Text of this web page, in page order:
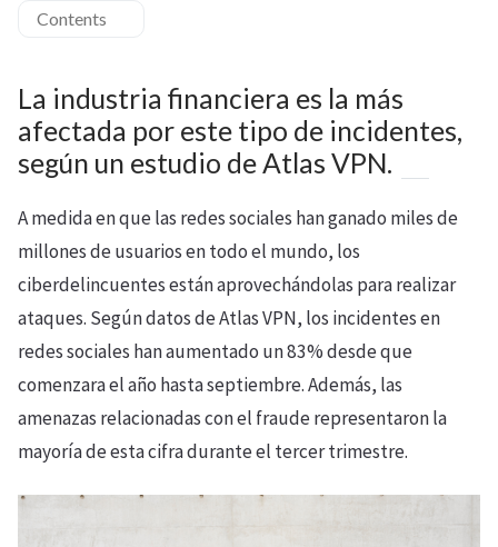
Contents
La industria financiera es la más
afectada por este tipo de incidentes,
según un estudio de Atlas VPN.
A medida en que las redes sociales han ganado miles de
millones de usuarios en todo el mundo, los
ciberdelincuentes están aprovechándolas para realizar
ataques. Según datos de Atlas VPN, los incidentes en
redes sociales han aumentado un 83% desde que
comenzara el año hasta septiembre. Además, las
amenazas relacionadas con el fraude representaron la
mayoría de esta cifra durante el tercer trimestre.